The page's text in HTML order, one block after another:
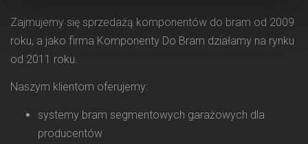
Zajmujemy się sprzedażą komponentów do bram od 2009
roku, a jako firma Komponenty Do Bram działamy na rynku
od 2011 roku.
Naszym klientom oferujemy:
systemy bram segmentowych garażowych dla
producentów